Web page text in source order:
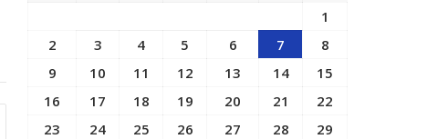
1
2
3 4 5 6 7
8
9
10 11 12 13 14
15
16
17 18 19 20 21
22
23
24 25 26 27 28
29